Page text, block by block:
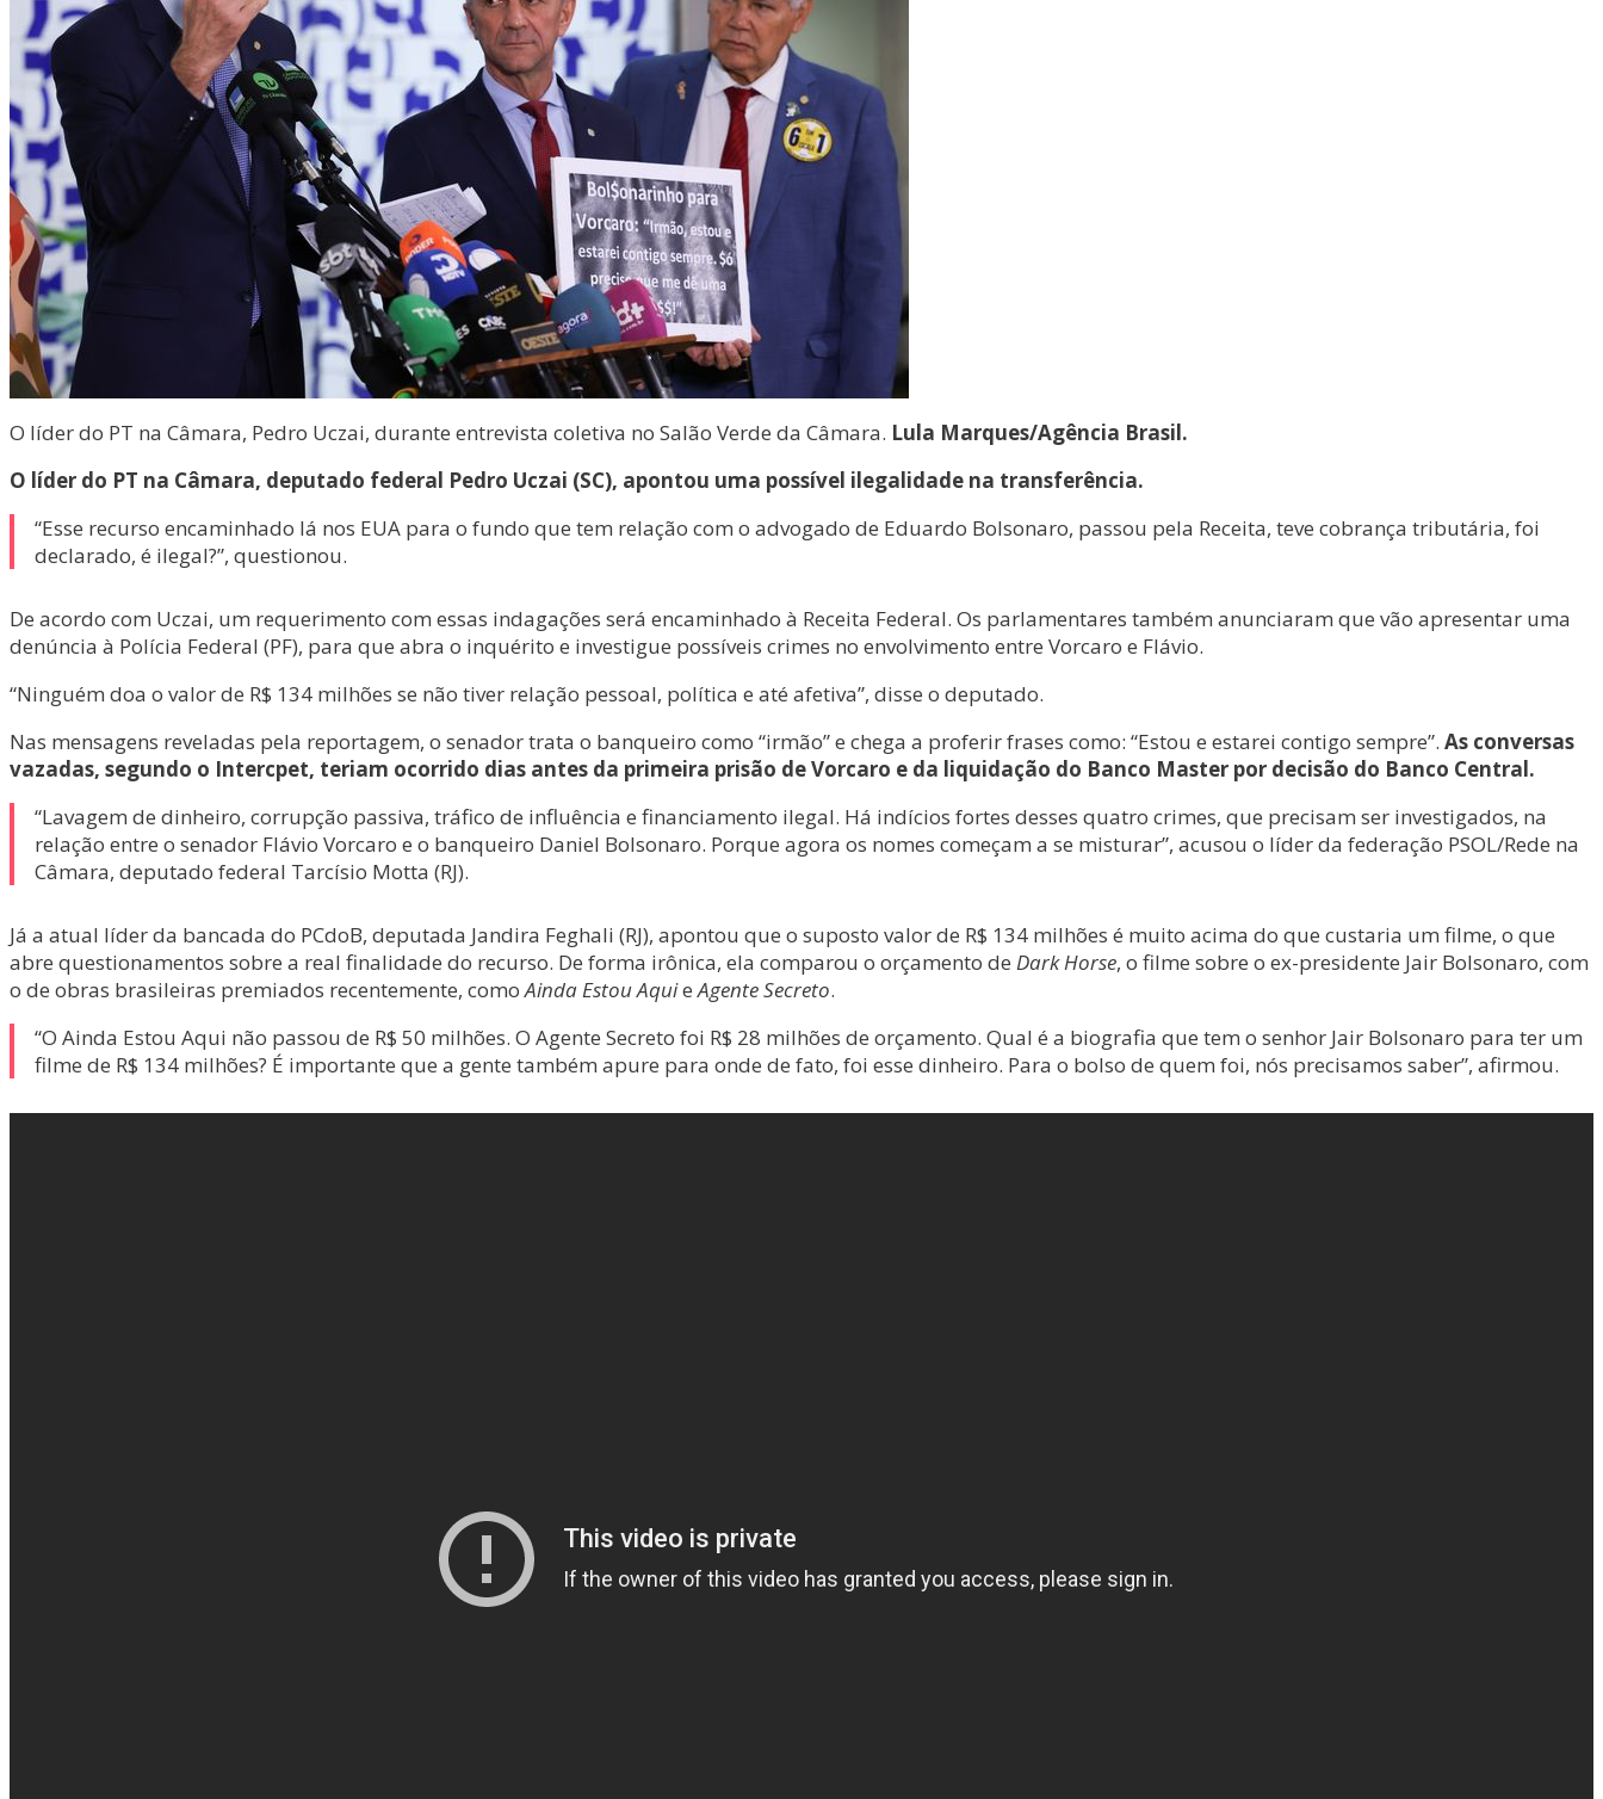
O líder do PT na Câmara, Pedro Uczai, durante entrevista coletiva no Salão Verde da Câmara. Lula Marques/Agência Brasil.
O líder do PT na Câmara, deputado federal Pedro Uczai (SC), apontou uma possível ilegalidade na transferência.
“Esse recurso encaminhado lá nos EUA para o fundo que tem relação com o advogado de Eduardo Bolsonaro, passou pela Receita, teve cobrança tributária, foi
declarado, é ilegal?”, questionou.
De acordo com Uczai, um requerimento com essas indagações será encaminhado à Receita Federal. Os parlamentares também anunciaram que vão apresentar uma
denúncia à Polícia Federal (PF), para que abra o inquérito e investigue possíveis crimes no envolvimento entre Vorcaro e Flávio.
“Ninguém doa o valor de R$ 134 milhões se não tiver relação pessoal, política e até afetiva”, disse o deputado.
Nas mensagens reveladas pela reportagem, o senador trata o banqueiro como “irmão” e chega a proferir frases como: “Estou e estarei contigo sempre”. As conversas
vazadas, segundo o Intercpet, teriam ocorrido dias antes da primeira prisão de Vorcaro e da liquidação do Banco Master por decisão do Banco Central.
“Lavagem de dinheiro, corrupção passiva, tráfico de influência e financiamento ilegal. Há indícios fortes desses quatro crimes, que precisam ser investigados, na
relação entre o senador Flávio Vorcaro e o banqueiro Daniel Bolsonaro. Porque agora os nomes começam a se misturar”, acusou o líder da federação PSOL/Rede na
Câmara, deputado federal Tarcísio Motta (RJ).
Já a atual líder da bancada do PCdoB, deputada Jandira Feghali (RJ), apontou que o suposto valor de R$ 134 milhões é muito acima do que custaria um filme, o que
abre questionamentos sobre a real finalidade do recurso. De forma irônica, ela comparou o orçamento de Dark Horse, o filme sobre o ex-presidente Jair Bolsonaro, com
o de obras brasileiras premiados recentemente, comoAinda Estou AquieAgente Secreto.
“O Ainda Estou Aqui não passou de R$ 50 milhões. O Agente Secreto foi R$ 28 milhões de orçamento. Qual é a biografia que tem o senhor Jair Bolsonaro para ter um
filme de R$ 134 milhões? É importante que a gente também apure para onde de fato, foi esse dinheiro. Para o bolso de quem foi, nós precisamos saber”, afirmou.